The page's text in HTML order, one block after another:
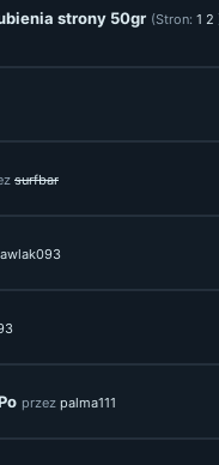
strony 50gr (Stron: 1 2
surfbar
przez palma111